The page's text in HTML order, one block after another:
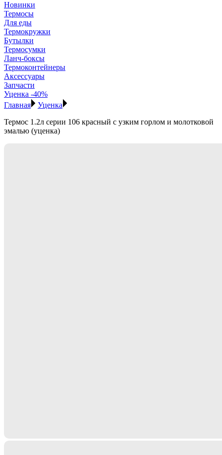
Новинки
Термосы
Для еды
Термокружки
Бутылки
Термосумки
Ланч-боксы
Термоконтейнеры
Аксессуары
Запчасти
Уценка -40%
Главная
Уценка
Термос 1.2л серии 106 красный с узким горлом и молотковой
эмалью (уценка)